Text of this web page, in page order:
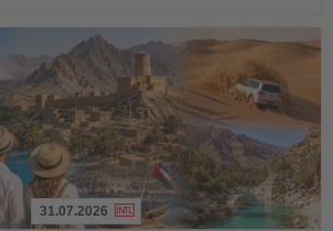
31.07.2026